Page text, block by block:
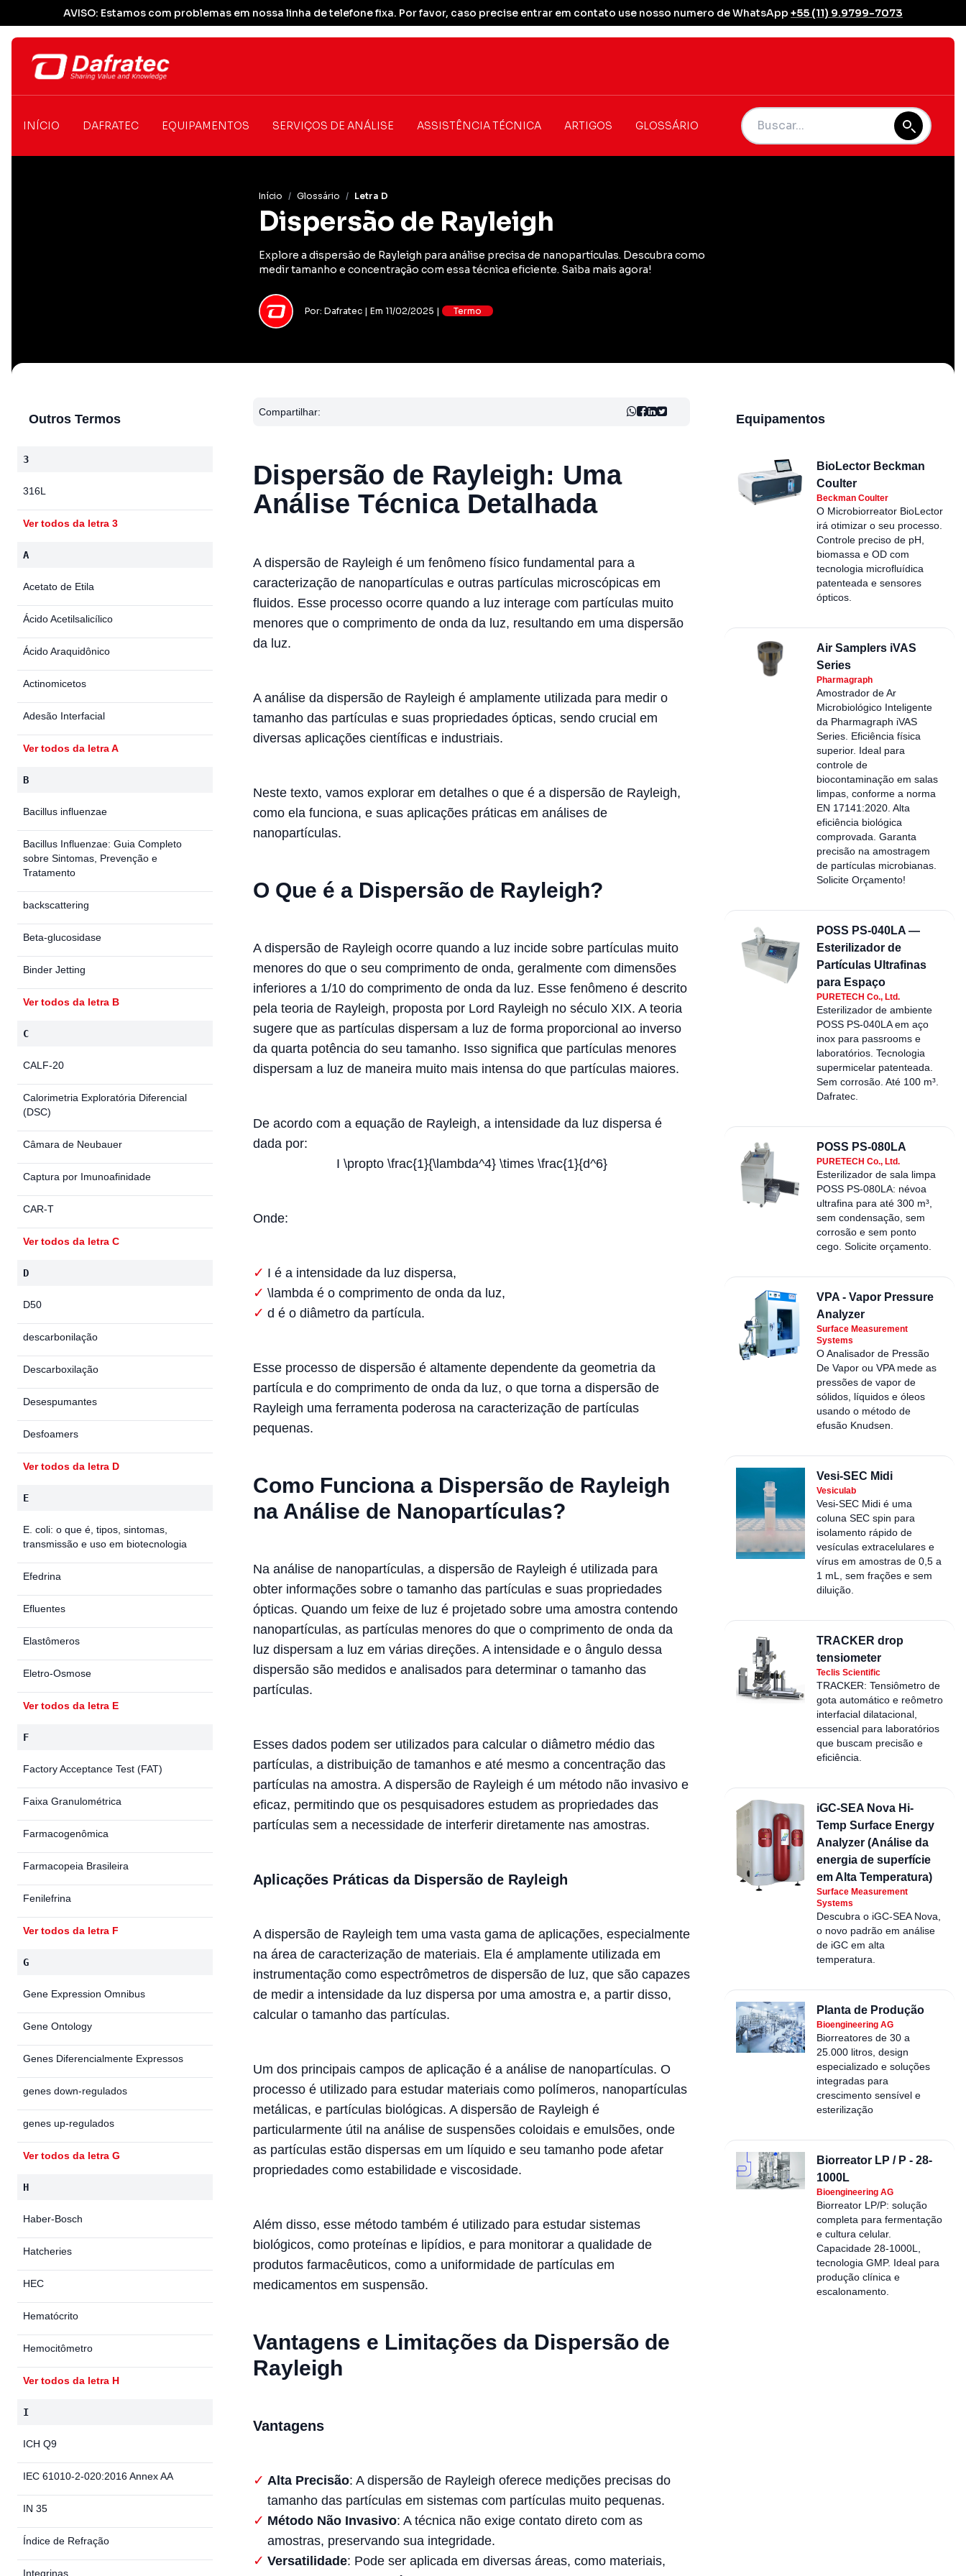
AVISO: Estamos com problemas em nossa linha de telefone fixa. Por favor, caso precise entrar em contato use nosso numero de WhatsApp +55 (11) 9.9799-7073
INÍCIO DAFRATEC EQUIPAMENTOS SERVIÇOS DE ANÁLISE ASSISTÊNCIA TÉCNICA ARTIGOS GLOSSÁRIO
Início / Glossário / Letra D
Dispersão de Rayleigh
Explore a dispersão de Rayleigh para análise precisa de nanopartículas. Descubra como
medir tamanho e concentração com essa técnica eficiente. Saiba mais agora!
Por: Dafratec | Em 11/02/2025 | Termo
Compartilhar:
Dispersão de Rayleigh: Uma
Análise Técnica Detalhada
A dispersão de Rayleigh é um fenômeno físico fundamental para a
caracterização de nanopartículas e outras partículas microscópicas em
fluidos. Esse processo ocorre quando a luz interage com partículas muito
menores que o comprimento de onda da luz, resultando em uma dispersão
da luz.
A análise da dispersão de Rayleigh é amplamente utilizada para medir o
tamanho das partículas e suas propriedades ópticas, sendo crucial em
diversas aplicações científicas e industriais.
Neste texto, vamos explorar em detalhes o que é a dispersão de Rayleigh,
como ela funciona, e suas aplicações práticas em análises de
nanopartículas.
O Que é a Dispersão de Rayleigh?
A dispersão de Rayleigh ocorre quando a luz incide sobre partículas muito
menores do que o seu comprimento de onda, geralmente com dimensões
inferiores a 1/10 do comprimento de onda da luz. Esse fenômeno é descrito
pela teoria de Rayleigh, proposta por Lord Rayleigh no século XIX. A teoria
sugere que as partículas dispersam a luz de forma proporcional ao inverso
da quarta potência do seu tamanho. Isso significa que partículas menores
dispersam a luz de maneira muito mais intensa do que partículas maiores.
De acordo com a equação de Rayleigh, a intensidade da luz dispersa é
dada por:
I \propto \frac{1}{\lambda^4} \times \frac{1}{d^6}
Onde:
I é a intensidade da luz dispersa,
\lambda é o comprimento de onda da luz,
d é o diâmetro da partícula.
Esse processo de dispersão é altamente dependente da geometria da
partícula e do comprimento de onda da luz, o que torna a dispersão de
Rayleigh uma ferramenta poderosa na caracterização de partículas
pequenas.
Como Funciona a Dispersão de Rayleigh
na Análise de Nanopartículas?
Na análise de nanopartículas, a dispersão de Rayleigh é utilizada para
obter informações sobre o tamanho das partículas e suas propriedades
ópticas. Quando um feixe de luz é projetado sobre uma amostra contendo
nanopartículas, as partículas menores do que o comprimento de onda da
luz dispersam a luz em várias direções. A intensidade e o ângulo dessa
dispersão são medidos e analisados para determinar o tamanho das
partículas.
Esses dados podem ser utilizados para calcular o diâmetro médio das
partículas, a distribuição de tamanhos e até mesmo a concentração das
partículas na amostra. A dispersão de Rayleigh é um método não invasivo e
eficaz, permitindo que os pesquisadores estudem as propriedades das
partículas sem a necessidade de interferir diretamente nas amostras.
Aplicações Práticas da Dispersão de Rayleigh
A dispersão de Rayleigh tem uma vasta gama de aplicações, especialmente
na área de caracterização de materiais. Ela é amplamente utilizada em
instrumentação como espectrômetros de dispersão de luz, que são capazes
de medir a intensidade da luz dispersa por uma amostra e, a partir disso,
calcular o tamanho das partículas.
Um dos principais campos de aplicação é a análise de nanopartículas. O
processo é utilizado para estudar materiais como polímeros, nanopartículas
metálicas, e partículas biológicas. A dispersão de Rayleigh é
particularmente útil na análise de suspensões coloidais e emulsões, onde
as partículas estão dispersas em um líquido e seu tamanho pode afetar
propriedades como estabilidade e viscosidade.
Além disso, esse método também é utilizado para estudar sistemas
biológicos, como proteínas e lipídios, e para monitorar a qualidade de
produtos farmacêuticos, como a uniformidade de partículas em
medicamentos em suspensão.
Vantagens e Limitações da Dispersão de
Rayleigh
Vantagens
Alta Precisão: A dispersão de Rayleigh oferece medições precisas do
tamanho das partículas em sistemas com partículas muito pequenas.
Método Não Invasivo: A técnica não exige contato direto com as
amostras, preservando sua integridade.
Versatilidade: Pode ser aplicada em diversas áreas, como materiais,
Outros Termos
3
316L
Ver todos da letra 3
A
Acetato de Etila
Ácido Acetilsalicílico
Ácido Araquidônico
Actinomicetos
Adesão Interfacial
Ver todos da letra A
B
Bacillus influenzae
Bacillus Influenzae: Guia Completo
sobre Sintomas, Prevenção e
Tratamento
backscattering
Beta-glucosidase
Binder Jetting
Ver todos da letra B
C
CALF-20
Calorimetria Exploratória Diferencial
(DSC)
Câmara de Neubauer
Captura por Imunoafinidade
CAR-T
Ver todos da letra C
D
D50
descarbonilação
Descarboxilação
Desespumantes
Desfoamers
Ver todos da letra D
E
E. coli: o que é, tipos, sintomas,
transmissão e uso em biotecnologia
Efedrina
Efluentes
Elastômeros
Eletro-Osmose
Ver todos da letra E
F
Factory Acceptance Test (FAT)
Faixa Granulométrica
Farmacogenômica
Farmacopeia Brasileira
Fenilefrina
Ver todos da letra F
G
Gene Expression Omnibus
Gene Ontology
Genes Diferencialmente Expressos
genes down-regulados
genes up-regulados
Ver todos da letra G
H
Haber-Bosch
Hatcheries
HEC
Hematócrito
Hemocitômetro
Ver todos da letra H
I
ICH Q9
IEC 61010-2-020:2016 Annex AA
IN 35
Índice de Refração
Integrinas
Equipamentos
BioLector Beckman
Coulter
Beckman Coulter
O Microbiorreator BioLector
irá otimizar o seu processo.
Controle preciso de pH,
biomassa e OD com
tecnologia microfluídica
patenteada e sensores
ópticos.
Air Samplers iVAS
Series
Pharmagraph
Amostrador de Ar
Microbiológico Inteligente
da Pharmagraph iVAS
Series. Eficiência física
superior. Ideal para
controle de
biocontaminação em salas
limpas, conforme a norma
EN 17141:2020. Alta
eficiência biológica
comprovada. Garanta
precisão na amostragem
de partículas microbianas.
Solicite Orçamento!
POSS PS-040LA —
Esterilizador de
Partículas Ultrafinas
para Espaço
PURETECH Co., Ltd.
Esterilizador de ambiente
POSS PS-040LA em aço
inox para passrooms e
laboratórios. Tecnologia
supermicelar patenteada.
Sem corrosão. Até 100 m³.
Dafratec.
POSS PS-080LA
PURETECH Co., Ltd.
Esterilizador de sala limpa
POSS PS-080LA: névoa
ultrafina para até 300 m³,
sem condensação, sem
corrosão e sem ponto
cego. Solicite orçamento.
VPA - Vapor Pressure
Analyzer
Surface Measurement
Systems
O Analisador de Pressão
De Vapor ou VPA mede as
pressões de vapor de
sólidos, líquidos e óleos
usando o método de
efusão Knudsen.
Vesi-SEC Midi
Vesiculab
Vesi-SEC Midi é uma
coluna SEC spin para
isolamento rápido de
vesículas extracelulares e
vírus em amostras de 0,5 a
1 mL, sem frações e sem
diluição.
TRACKER drop
tensiometer
Teclis Scientific
TRACKER: Tensiômetro de
gota automático e reômetro
interfacial dilatacional,
essencial para laboratórios
que buscam precisão e
eficiência.
iGC-SEA Nova Hi-
Temp Surface Energy
Analyzer (Análise da
energia de superfície
em Alta Temperatura)
Surface Measurement
Systems
Descubra o iGC-SEA Nova,
o novo padrão em análise
de iGC em alta
temperatura.
Planta de Produção
Bioengineering AG
Biorreatores de 30 a
25.000 litros, design
especializado e soluções
integradas para
crescimento sensível e
esterilização
Biorreator LP / P - 28-
1000L
Bioengineering AG
Biorreator LP/P: solução
completa para fermentação
e cultura celular.
Capacidade 28-1000L,
tecnologia GMP. Ideal para
produção clínica e
escalonamento.